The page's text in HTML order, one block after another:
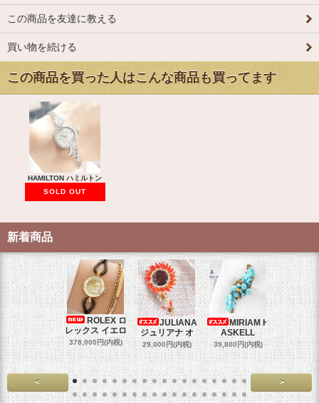
この商品を友達に教える
買い物を続ける
この商品を買った人はこんな商品も買ってます
HAMILTON ハミルトン
SOLD OUT
新着商品
ROLEX ロ
レックス イエロ
378,000円(内税)
JULIANA
ジュリアナ オ
29,000円(内税)
MIRIAM H
ASKELL
39,800円(内税)
オメガマ
スダ
458,000円
< >